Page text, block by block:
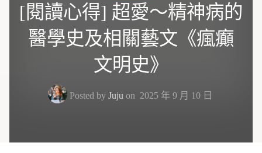
[閱讀心得] 超愛～精神病的
醫學史及相關藝文《瘋癲
文明史》
Posted by Juju on 2025 年 9 月 10 日